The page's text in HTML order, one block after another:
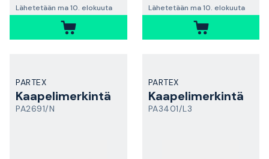
Lähetetään ma 10. elokuuta Lähetetään ma 10. elokuuta
PARTEX
Kaapelimerkintä
PA2691/N
PARTEX
Kaapelimerkintä
PA3401/L3